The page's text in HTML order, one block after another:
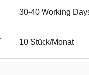
30-40 Working
10 Stück/Monat